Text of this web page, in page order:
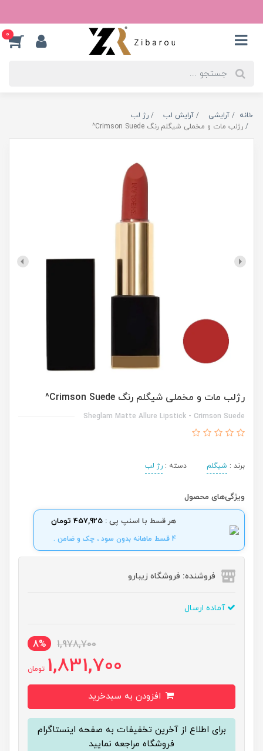
0
خانه آرایشی آرایش لب
رژ لب
رژلب مات و مخملی شیگلم رنگ Crimson Suede^
رژلب مات و مخملی شیگلم رنگ Crimson Suede^
Sheglam Matte Allure Lipstick - Crimson Suede
برند : شیگلم دسته : رژ لب
ویژگی‌های محصول
هر قسط با اسنپ پی : 457,925 تومان
4 قسط ماهانه بدون سود ، چک و ضامن .
فروشنده: فروشگاه زیبارو
آماده ارسال
1,978,700
8%
1,831,700 تومان
برای اطلاع از آخرین تخفیفات به صفحه اینستاگرام
فروشگاه مراجعه نمایید